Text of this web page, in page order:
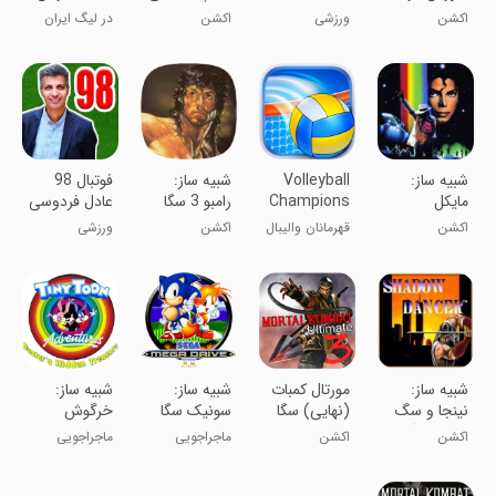
شهر 3 سگا
اکشن
2026
ورزشی
نینجا دزد
اکشن
در لیگ ایران
شبیه ساز:
مایکل
جکسون مون
اکشن
Volleyball
Champions
3D - Onli
قهرمانان والیبال
شبیه ساز:
رامبو 3 سگا
اکشن
فوتبال 98
عادل فردوسی
پور
ورزشی
شبیه ساز:
نینجا و سگ
شجاع سگا
اکشن
مورتال کمبات
(نهایی) سگا
اکشن
شبیه ساز:
سونیک سگا
ماجراجویی
شبیه ساز:
خرگوش
هویج خور
ماجراجویی